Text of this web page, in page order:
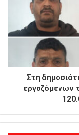
δ
η
Στη
εργαζόμενων